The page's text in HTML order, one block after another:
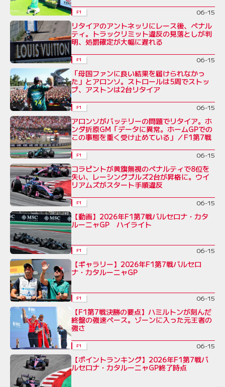
F1 06-15
リタイアのアントネッリにレース後、ペナル
ティ。トラックリミット違反の見落としが判
明、処罰確定が大幅に遅れる
F1 06-15
「母国ファンに良い結果を届けられなかっ
た」とアロンソ。ストロールは5周でストッ
プ、アストンは2台リタイア
F1 06-15
アロンソがバッテリーの問題でリタイア。ホ
ンダ折原GM「データに異常。ホームGPでの
この事態を重く受け止めている」／F1第7戦
F1 06-15
コラピントが黄旗無視のペナルティで8位を
失い、レーシングブルズ2台が昇格に。ウイ
リアムズがスタート手順違反
F1 06-15
【動画】2026年F1第7戦バルセロナ・カタ
ルーニャGP ハイライト
F1 06-15
【ギャラリー】2026年F1第7戦バルセロ
ナ・カタルーニャGP
F1 06-15
【F1第7戦決勝の要点】ハミルトンが刻んだ
終盤の強速ペース。ゾーンに入った元王者の
強さ
F1 06-15
【ポイントランキング】2026年F1第7戦バ
ルセロナ・カタルーニャGP終了時点